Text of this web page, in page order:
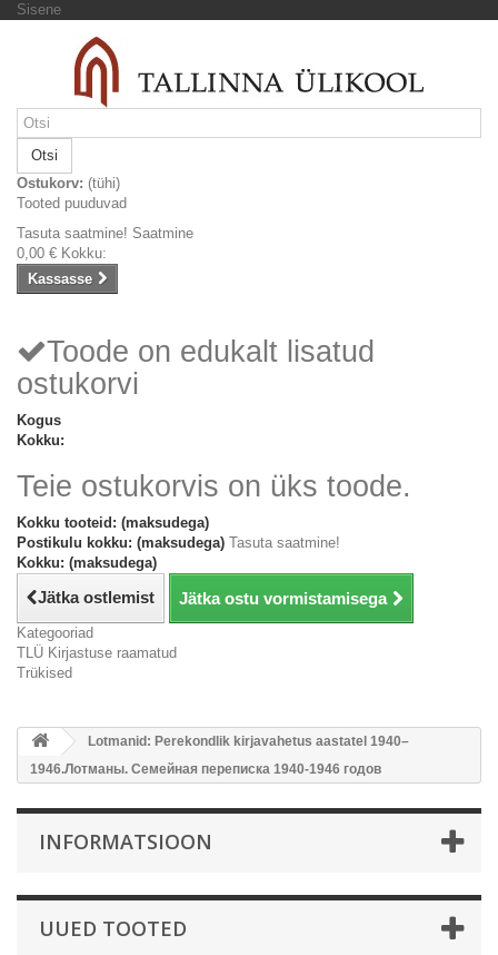
Sisene
Otsi
Ostukorv: (tühi)
Tooted puuduvad
Tasuta saatmine! Saatmine
0,00 € Kokku:
Kassasse
Toode on edukalt lisatud
ostukorvi
Kogus
Kokku:
Teie ostukorvis on üks toode.
Kokku tooteid: (maksudega)
Postikulu kokku: (maksudega) Tasuta saatmine!
Kokku: (maksudega)
Jätka ostlemist Jätka ostu vormistamisega
Kategooriad
TLÜ Kirjastuse raamatud
Trükised
Lotmanid: Perekondlik kirjavahetus aastatel 1940–
1946.Лотманы. Семейная переписка 1940-1946 годов
INFORMATSIOON
UUED TOOTED